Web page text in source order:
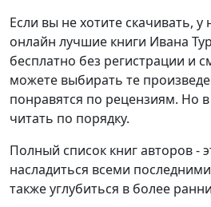
Если вы не хотите скачивать,
онлайн лучшие книги Ивана
бесплатно без регистрации и
можете выбирать те
понравятся по рецензиям. Но
читать по порядку.
Полный список книг авторов -
насладиться всеми
также углубиться в более